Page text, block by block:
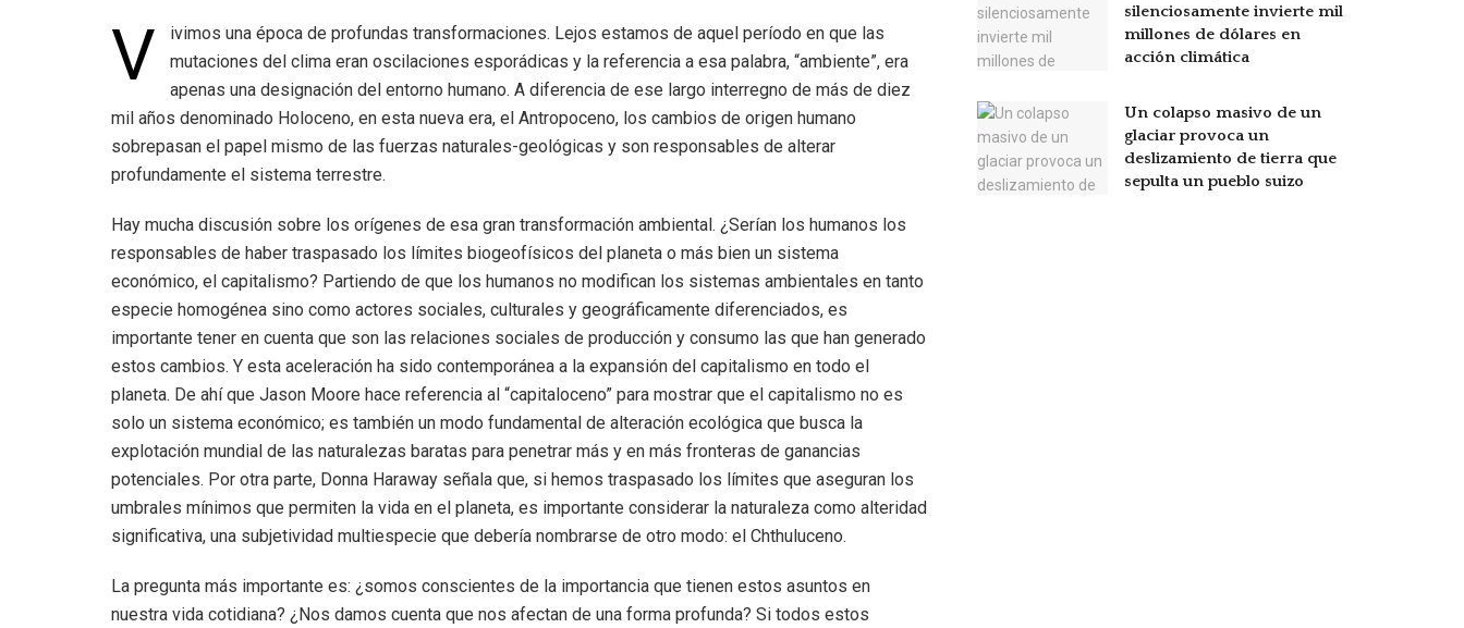
V
ivimos una época de profundas transformaciones. Lejos estamos de aquel período en que las
mutaciones del clima eran oscilaciones esporádicas y la referencia a esa palabra, “ambiente”, era
apenas una designación del entorno humano. A diferencia de ese largo interregno de más de diez
mil años denominado Holoceno, en esta nueva era, el Antropoceno, los cambios de origen humano
sobrepasan el papel mismo de las fuerzas naturales-geológicas y son responsables de alterar
profundamente el sistema terrestre.
Hay mucha discusión sobre los orígenes de esa gran transformación ambiental. ¿Serían los humanos los
responsables de haber traspasado los límites biogeofísicos del planeta o más bien un sistema
económico, el capitalismo? Partiendo de que los humanos no modifican los sistemas ambientales en tanto
especie homogénea sino como actores sociales, culturales y geográficamente diferenciados, es
importante tener en cuenta que son las relaciones sociales de producción y consumo las que han generado
estos cambios. Y esta aceleración ha sido contemporánea a la expansión del capitalismo en todo el
planeta. De ahí que Jason Moore hace referencia al “capitaloceno” para mostrar que el capitalismo no es
solo un sistema económico; es también un modo fundamental de alteración ecológica que busca la
explotación mundial de las naturalezas baratas para penetrar más y en más fronteras de ganancias
potenciales. Por otra parte, Donna Haraway señala que, si hemos traspasado los límites que aseguran los
umbrales mínimos que permiten la vida en el planeta, es importante considerar la naturaleza como alteridad
significativa, una subjetividad multiespecie que debería nombrarse de otro modo: el Chthuluceno.
La pregunta más importante es: ¿somos conscientes de la importancia que tienen estos asuntos en
nuestra vida cotidiana? ¿Nos damos cuenta que nos afectan de una forma profunda? Si todos estos
silenciosamente invierte mil
millones de dólares en
acción climática
Un colapso masivo de un
glaciar provoca un
deslizamiento de tierra que
sepulta un pueblo suizo